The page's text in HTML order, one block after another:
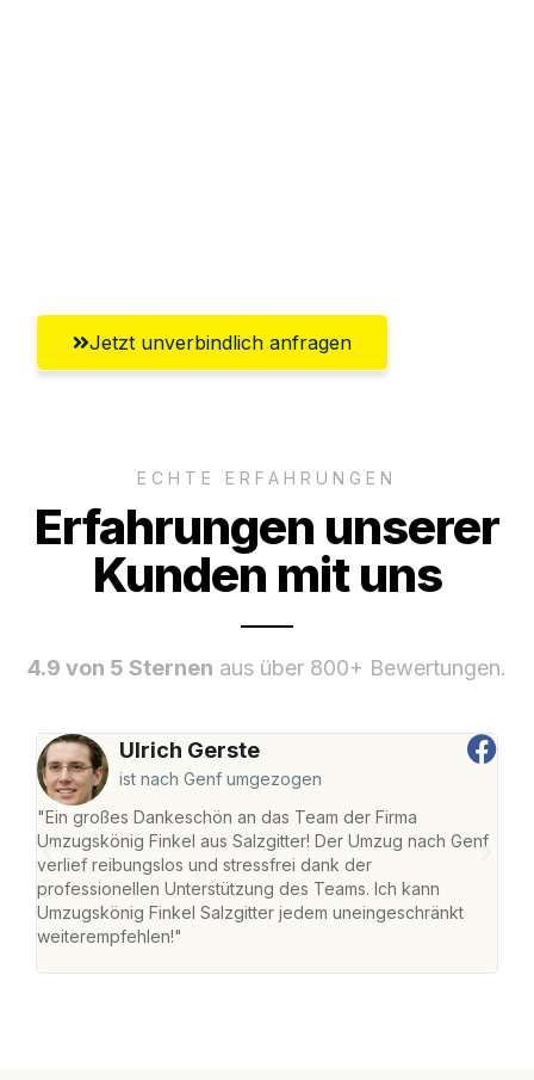
Jetzt unverbindlich anfragen
ECHTE ERFAHRUNGEN
Erfahrungen unserer
Kunden mit uns
4.9 von 5 Sternen aus über 800+ Bewertungen.
Ulrich Gerste
ist nach Genf umgezogen
"Ein großes Dankeschön an das Team der Firma
Umzugskönig Finkel aus Salzgitter! Der Umzug nach Genf
verlief reibungslos und stressfrei dank der
professionellen Unterstützung des Teams. Ich kann
Umzugskönig Finkel Salzgitter jedem uneingeschränkt
weiterempfehlen!"